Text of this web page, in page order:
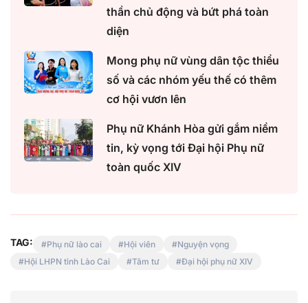
thần chủ động và bứt phá toàn
diện
Mong phụ nữ vùng dân tộc thiểu
số và các nhóm yếu thế có thêm
cơ hội vươn lên
Phụ nữ Khánh Hòa gửi gắm niềm
tin, kỳ vọng tới Đại hội Phụ nữ
toàn quốc XIV
TAG: Phụ nữ lào cai Hội viên
Nguyện vọng
Hội LHPN tỉnh Lào Cai
Tâm tư Đại hội phụ nữ XIV